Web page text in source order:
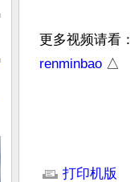
更多视频请看：
renminbao △
打印机版